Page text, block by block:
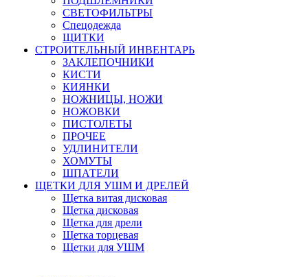
СВЕТОФИЛЬТРЫ
Спецодежда
ЩИТКИ
СТРОИТЕЛЬНЫЙ ИНВЕНТАРЬ
ЗАКЛЕПОЧНИКИ
КИСТИ
КИЯНКИ
НОЖНИЦЫ, НОЖИ
НОЖОВКИ
ПИСТОЛЕТЫ
ПРОЧЕЕ
УДЛИНИТЕЛИ
ХОМУТЫ
ШПАТЕЛИ
ЩЕТКИ ДЛЯ УШМ И ДРЕЛЕЙ
Щетка витая дисковая
Щетка дисковая
Щетка для дрели
Щетка торцевая
Щетки для УШМ